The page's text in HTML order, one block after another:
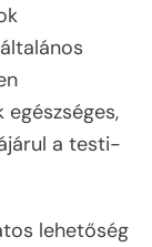
a testi-
lehetőség